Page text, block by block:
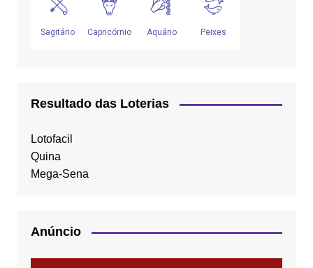
Resultado das Loterias
Lotofacil
Quina
Mega-Sena
Anúncio